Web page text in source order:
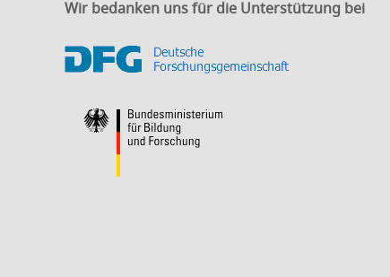
Wir bedanken uns für die Unterstützung bei